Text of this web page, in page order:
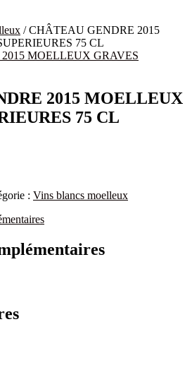
/ CHÂTEAU GENDRE 2015
75 CL
2015 MOELLEUX
75 CL
: Vins blancs moelleux